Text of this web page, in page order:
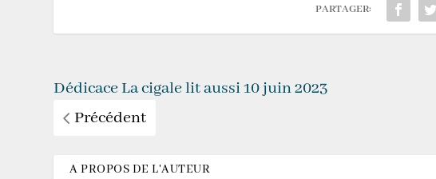
PARTAGER:
Dédicace La cigale lit aussi 10 juin 2023
Précédent
A PROPOS DE L'AUTEUR